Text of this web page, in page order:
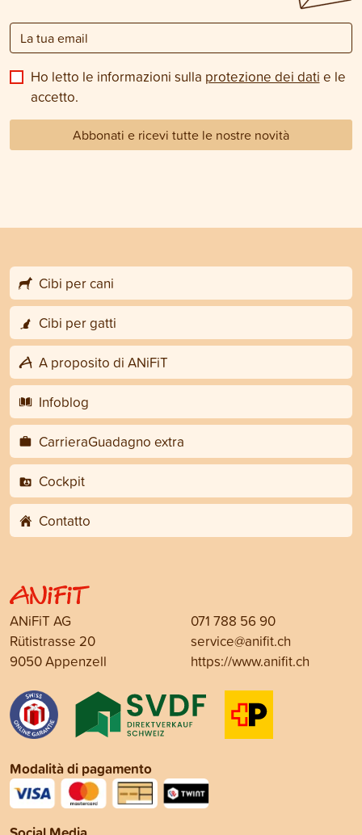
Ho letto le informazioni sulla protezione dei dati e le
accetto.
Abbonati e ricevi tutte le nostre novità
Cibi per cani
Cibi per gatti
A proposito di ANiFiT
Infoblog
CarrieraGuadagno extra
Cockpit
Contatto
ANiFiT AG
Rütistrasse 20
9050 Appenzell
071 788 56 90
service@anifit.ch
https://www.anifit.ch
Modalità di pagamento